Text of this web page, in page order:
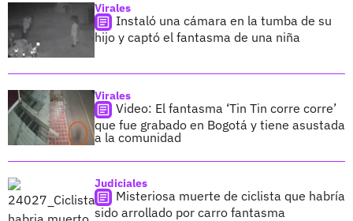
Virales
Instaló una cámara en la tumba de su
hijo y captó el fantasma de una niña
Virales
Video: El fantasma ‘Tin Tin corre corre’
que fue grabado en Bogotá y tiene asustada
a la comunidad
Judiciales
Misteriosa muerte de ciclista que habría
sido arrollado por carro fantasma